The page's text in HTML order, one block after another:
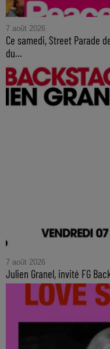
7 août 2026
Ce samedi, Street Parade
du...
7 août 2026
Julien Granel, invité FG